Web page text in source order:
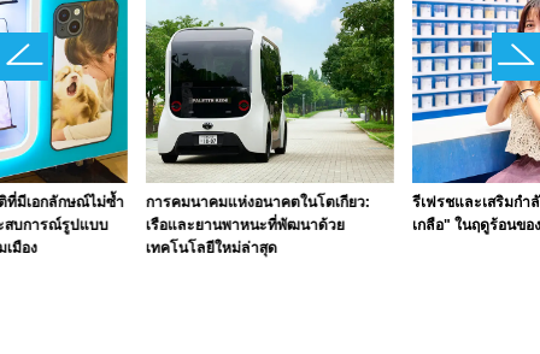
ที่มีเอกลักษณ์ไม่ซ้ำ
สบการณ์รูปแบบ
เมือง
การคมนาคมแห่งอนาคตในโตเกียว:
เรือและยานพาหนะที่พัฒนาด้วย
เทคโนโลยีใหม่ล่าสุด
รีเฟรชและเสริมกำ
เกลือ" ในฤดูร้อนขอ